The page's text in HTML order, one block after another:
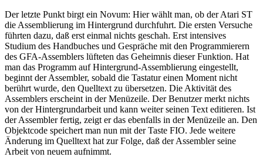
Der letzte Punkt birgt ein Novum: Hier wählt man, ob der Atari ST
die Assemblierung im Hintergrund durchfuhrt. Die ersten Versuche
führten dazu, daß erst einmal nichts geschah. Erst intensives
Studium des Handbuches und Gespräche mit den Programmierern
des GFA-Assemblers lüfteten das Geheimnis dieser Funktion. Hat
man das Programm auf Hintergrund-Assemblierung eingestellt,
beginnt der Assembler, sobald die Tastatur einen Moment nicht
berührt wurde, den Quelltext zu übersetzen. Die Aktivität des
Assemblers erscheint in der Menüzeile. Der Benutzer merkt nichts
von der Hintergrundarbeit und kann weiter seinen Text editieren. Ist
der Assembler fertig, zeigt er das ebenfalls in der Menüzeile an. Den
Objektcode speichert man nun mit der Taste FIO. Jede weitere
Änderung im Quelltext hat zur Folge, daß der Assembler seine
Arbeit von neuem aufnimmt.